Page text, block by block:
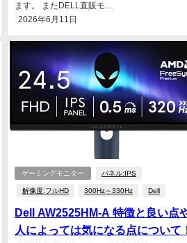
ます。 またDELL直販モ...
2026年6月11日
ゲーミングモニター パネル:IPS
解像度:フルHD 300Hz～330Hz Dell
Dell AW2525HM-A 特徴と良い点
人によっては気になる点について